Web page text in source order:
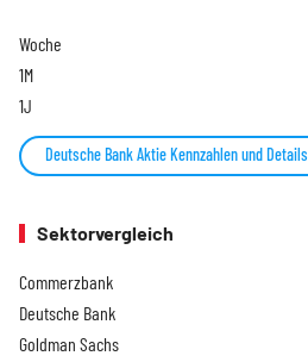
Woche
1M
1J
Deutsche Bank Aktie Kennzahlen und Details
Sektorvergleich
Commerzbank
Deutsche Bank
Goldman Sachs